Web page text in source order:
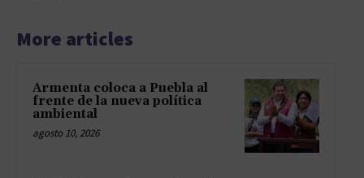
More articles
Armenta coloca a Puebla al
frente de la nueva política
ambiental
agosto 10, 2026